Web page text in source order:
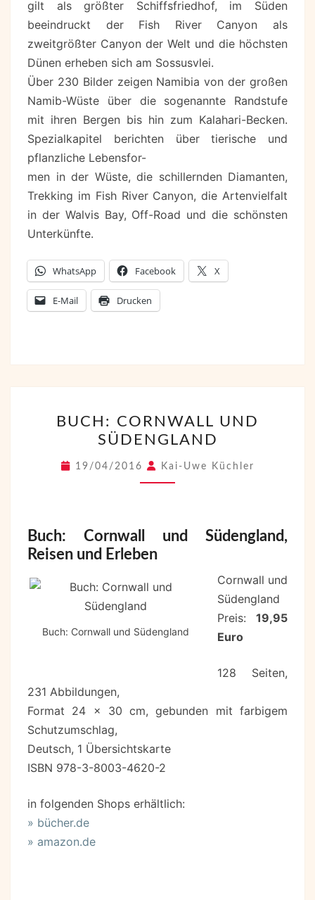
gilt als größter Schiffsfriedhof, im Süden
beeindruckt der Fish River Canyon als
zweitgrößter Canyon der Welt und die höchsten
Dünen erheben sich am Sossusvlei.
Über 230 Bilder zeigen Namibia von der großen
Namib-Wüste über die sogenannte Randstufe
mit ihren Bergen bis hin zum Kalahari-Becken.
Spezialkapitel berichten über tierische und
pflanzliche Lebensfor-
men in der Wüste, die schillernden Diamanten,
Trekking im Fish River Canyon, die Artenvielfalt
in der Walvis Bay, Off-Road und die schönsten
Unterkünfte.
WhatsApp Facebook X
E-Mail Drucken
CORNWALL
UND
SÜDENGLAND
BUCH: CORNWALL UND
SÜDENGLAND
19/04/2016 Kai-Uwe Küchler
Buch: Cornwall und Südengland,
Reisen und Erleben
Buch: Cornwall und Südengland
Cornwall und
Südengland
Preis: 19,95
Euro
128 Seiten,
231 Abbildungen,
Format 24 x 30 cm, gebunden mit farbigem
Schutzumschlag,
Deutsch, 1 Übersichtskarte
ISBN 978-3-8003-4620-2
in folgenden Shops erhältlich:
» bücher.de
» amazon.de